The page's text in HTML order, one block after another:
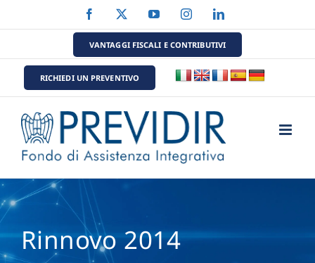
al
Facebook YouTubeInstagramLinkedIn
VANTAGGI FISCALI E CONTRIBUTIVI
RICHIEDI UN PREVENTIVO
Rinnovo 2014